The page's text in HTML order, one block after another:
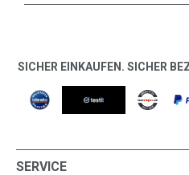
SICHER EINKAUFEN. SICHER
SERVICE